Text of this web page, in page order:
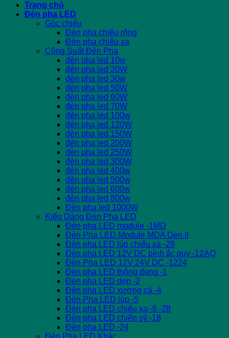
Trang chủ
Đèn pha LED
Góc chiếu
Đèn pha chiếu rộng
Đèn pha chiếu xa
Công Suất Đèn Pha
đèn pha led 10w
đèn pha led 20W
đèn pha led 30w
đèn pha led 50W
đèn pha led 60W
đèn pha led 70W
đèn pha led 100w
đèn pha led 120W
đèn pha led 150W
đèn pha led 200W
đèn pha led 250W
đèn pha led 300W
đèn pha led 400w
đèn pha led 500w
đèn pha led 600w
đèn pha led 800w
Đèn pha led 1000W
Kiểu Dáng Đèn Pha LED
Đèn pha LED module -1MD
Đèn Pha LED Module MDA Gen II
Đèn pha LED lúp chiếu xa -29
Đèn pha LED 12V DC bình ắc quy -12AQ
Đèn Pha LED 12V 24V DC -1224
Đèn pha LED thông dụng -1
Đèn pha LED dẹp -2
Đèn pha LED xương cá -4
Đèn Pha LED lúp -5
Đèn pha LED chiếu xa -6 -28
Đèn pha LED chiến sỹ -18
Đèn pha LED -24